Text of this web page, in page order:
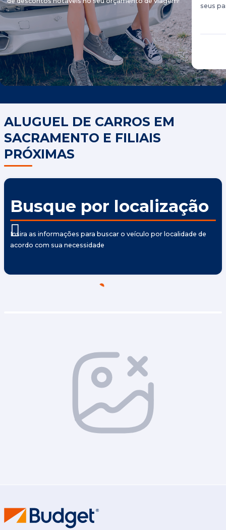
seus
ALUGUEL DE CARROS EM
SACRAMENTO E FILIAIS
PRÓXIMAS
Busque por localização
Insira as informações para buscar o veículo por localidade de
acordo com sua necessidade